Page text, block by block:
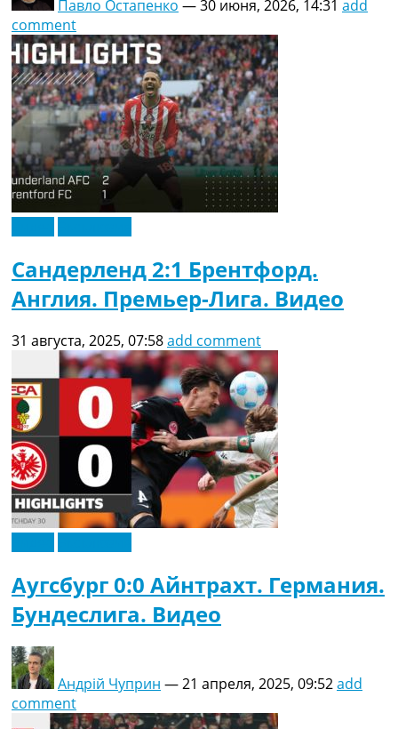
Павло Остапенко —30 июня, 2026, 14:31 add
comment
Сандерленд 2:1 Брентфорд.
Англия. Премьер-Лига. Видео
31 августа, 2025, 07:58add comment
Аугсбург 0:0 Айнтрахт. Германия.
Бундеслига. Видео
Андрій Чуприн —21 апреля, 2025, 09:52add
comment